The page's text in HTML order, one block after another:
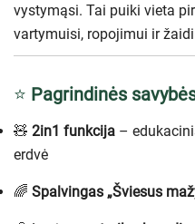
vystymąsi. Tai puiki vieta
vartymuisi, ropojimui ir
⭐ Pagrindinės
🧸 2in1 funkcija –
erdvė
🌈 Spalvingas „Šviesus